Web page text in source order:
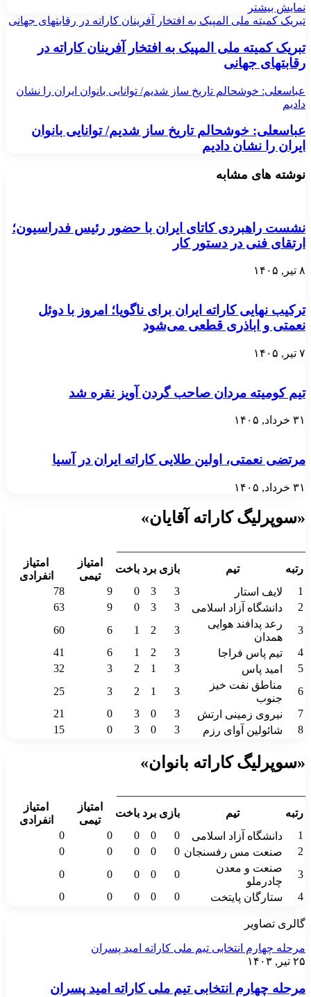
نمایش بیشتر
تبریک کمیته ملی المپیک به افتخار آفرینان کاراته در رقابتهای جهانی
تبریک کمیته ملی المپیک به افتخار آفرینان کاراته در
رقابتهای جهانی
عباسعلی: خوشحالم تاریخ ساز شدیم/ توانایی بانوان ایران را نشان
دادیم
عباسعلی: خوشحالم تاریخ ساز شدیم/ توانایی بانوان
ایران را نشان دادیم
نوشته های مشابه
نشست راهبردی کاتای ایران با حضور رئیس فدراسیون؛
ارتقای فنی در دستور کار
۸ تیر, ۱۴۰۵
ترکیب نهایی کاراته ایران برای ناگویا؛ امروز با دوئل
نعمتی و اباذری قطعی می‌شود
۷ تیر, ۱۴۰۵
تیم کومیته مردان صاحب گردن آویز نقره شد
۳۱ خرداد, ۱۴۰۵
مرتضی نعمتی، اولین طلایی کاراته ایران در آسیا
۳۱ خرداد, ۱۴۰۵
«سوپرلیگ کاراته آقایان»
رتبه
تیم بازی برد باخت
امتیاز
تیمی
امتیاز
انفرادی
1
لایف استار 3
3
0
9
78
2
دانشگاه آزاد اسلامی 3
3
0
9
63
3
رعد پدافند هوایی
همدان
3
2
1
6
60
4
تیم پاس فراجا 3
2
1
6
41
5
امید پاس 3
1
2
3
32
6
مناطق نفت خیز
جنوب
3
1
2
3
25
7
نیروی زمینی ارتش 3
0
3
0
21
8
شائولین آوای رزم 3
0
3
0
15
«سوپرلیگ کاراته بانوان»
رتبه
تیم بازی برد باخت
امتیاز
تیمی
امتیاز
انفرادی
1
دانشگاه آزاد اسلامی 0
0
0
0
0
2
صنعت مس رفسنجان 0
0
0
0
0
3
صنعت و معدن
چادرملو
0
0
0
0
0
4
ستارگان پایتخت 0
0
0
0
0
گالری تصاویر
مرحله چهارم انتخابی تیم ملی کاراته امید پسران
۲۵ تیر, ۱۴۰۳
مرحله چهارم انتخابی تیم ملی کاراته امید پسران